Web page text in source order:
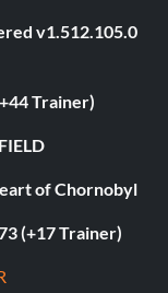
v1.512.105.0
Trainer)
of Chornobyl
(+17 Trainer)